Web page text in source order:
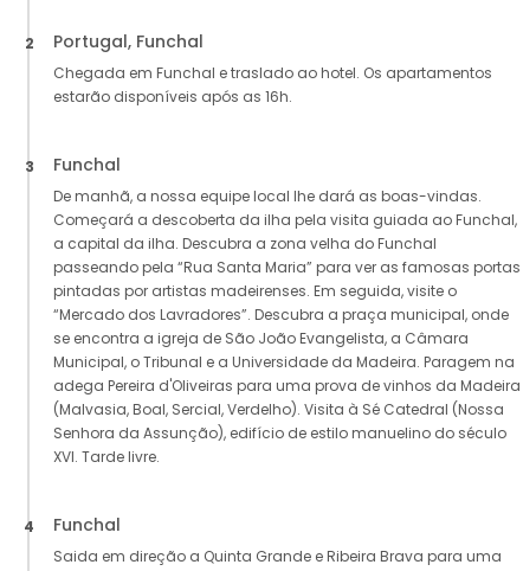
2 Portugal, Funchal
Chegada em Funchal e traslado ao hotel. Os apartamentos
estarão disponíveis após as 16h.
3 Funchal
De manhã, a nossa equipe local lhe dará as boas-vindas.
Começará a descoberta da ilha pela visita guiada ao Funchal,
a capital da ilha. Descubra a zona velha do Funchal
passeando pela “Rua Santa Maria” para ver as famosas portas
pintadas por artistas madeirenses. Em seguida, visite o
“Mercado dos Lavradores”. Descubra a praça municipal, onde
se encontra a igreja de São João Evangelista, a Câmara
Municipal, o Tribunal e a Universidade da Madeira. Paragem na
adega Pereira d'Oliveiras para uma prova de vinhos da Madeira
(Malvasia, Boal, Sercial, Verdelho). Visita à Sé Catedral (Nossa
Senhora da Assunção), edifício de estilo manuelino do século
XVI. Tarde livre.
4 Funchal
Saida em direção a Quinta Grande e Ribeira Brava para uma